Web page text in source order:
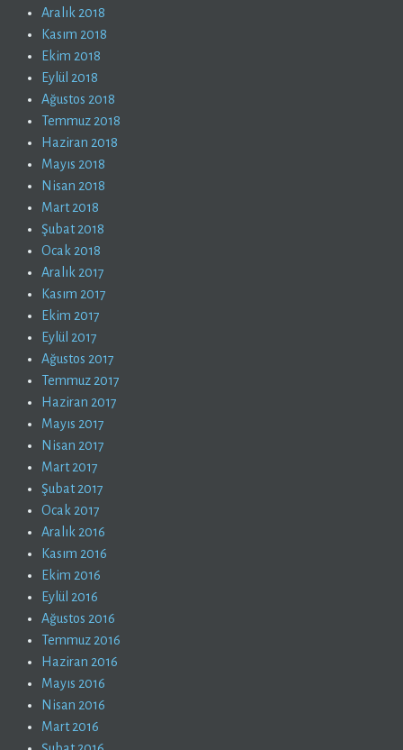
Aralık 2018
Kasım 2018
Ekim 2018
Eylül 2018
Ağustos 2018
Temmuz 2018
Haziran 2018
Mayıs 2018
Nisan 2018
Mart 2018
Şubat 2018
Ocak 2018
Aralık 2017
Kasım 2017
Ekim 2017
Eylül 2017
Ağustos 2017
Temmuz 2017
Haziran 2017
Mayıs 2017
Nisan 2017
Mart 2017
Şubat 2017
Ocak 2017
Aralık 2016
Kasım 2016
Ekim 2016
Eylül 2016
Ağustos 2016
Temmuz 2016
Haziran 2016
Mayıs 2016
Nisan 2016
Mart 2016